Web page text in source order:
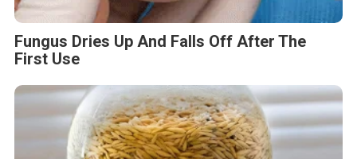
Fungus Dries Up And Falls Off After The
First Use